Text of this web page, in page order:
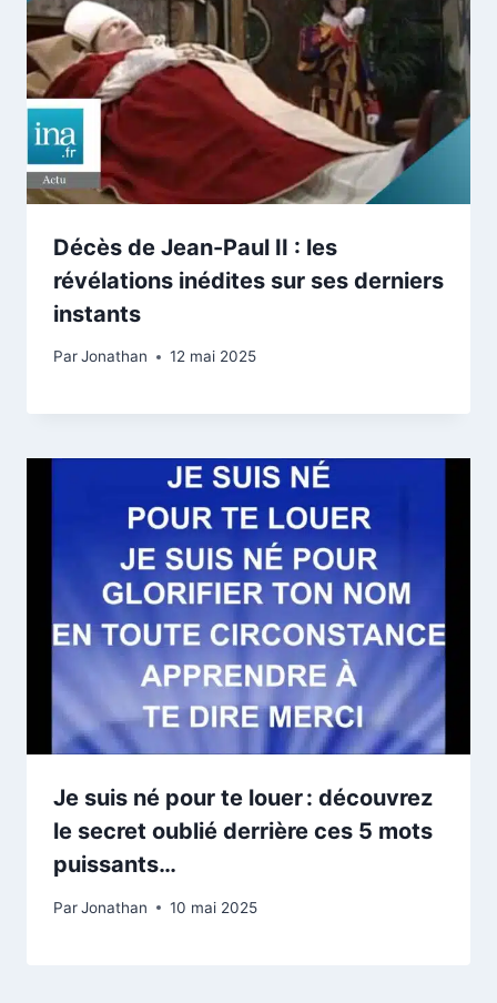
Décès de Jean-Paul II : les
révélations inédites sur ses derniers
instants
ParJonathan 12 mai 2025
Je suis né pour te louer : découvrez
le secret oublié derrière ces 5 mots
puissants…
ParJonathan 10 mai 2025